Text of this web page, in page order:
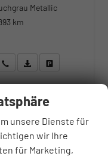
Metallic
km
anfragen
Wir rufen Sie anFahrzeugexposé (PDF)
unsere Dienste für
wir Ihre
für Marketing,